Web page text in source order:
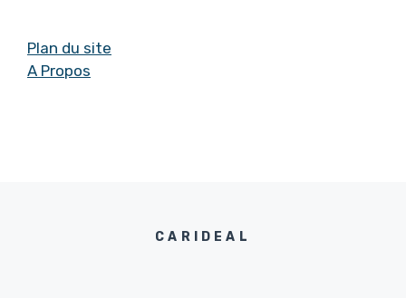
Plan du site
A Propos
CARIDEAL